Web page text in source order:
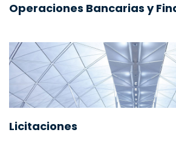
Operaciones Bancarias y
Licitaciones